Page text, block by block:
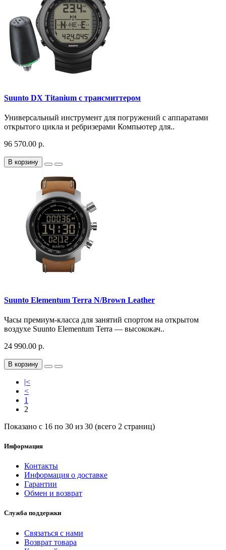
Suunto DX Titanium с трансмиттером
Универсальный инструмент для погружений с аппаратами
открытого цикла и ребризерами Компьютер для..
96 570.00 р.
В корзину
Suunto Elementum Terra N/Brown Leather
Часы премиум-класса для занятий спортом на открытом
воздухе Suunto Elementum Terra — высококач..
24 990.00 р.
В корзину
|<
<
1
2
Показано с 16 по 30 из 30 (всего 2 страниц)
Информация
Контакты
Информация о доставке
Гарантии
Обмен и возврат
Служба поддержки
Связаться с нами
Возврат товара